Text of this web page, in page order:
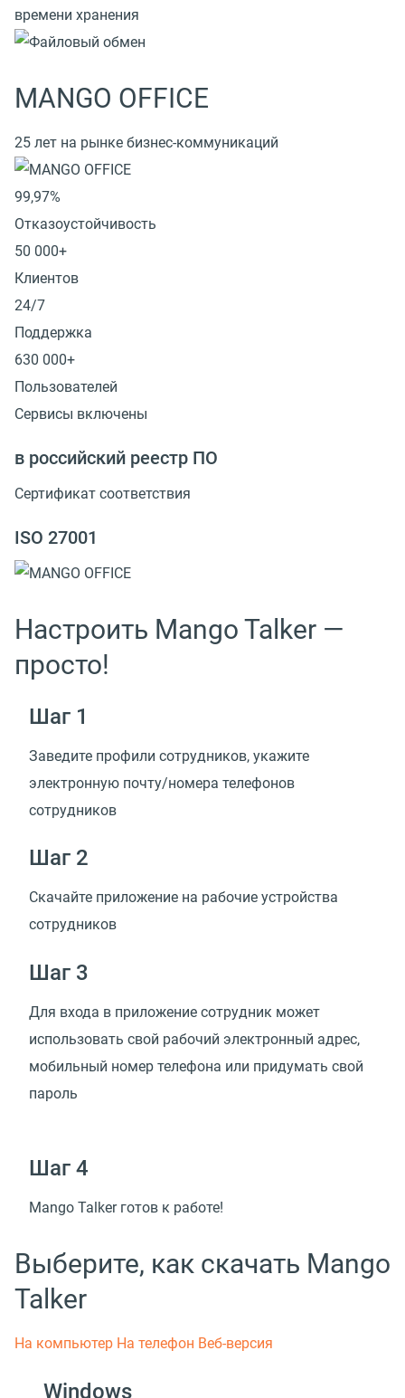
времени хранения
MANGO OFFICE
25 лет на рынке бизнес-коммуникаций
99,97%
Отказоустойчивость
50 000+
Клиентов
24/7
Поддержка
630 000+
Пользователей
Сервисы включены
в российский реестр ПО
Сертификат соответствия
ISO 27001
Настроить Mango Talker —
просто!
Шаг 1
Заведите профили сотрудников, укажите
электронную почту/номера телефонов
сотрудников
Шаг 2
Скачайте приложение на рабочие устройства
сотрудников
Шаг 3
Для входа в приложение сотрудник может
использовать свой рабочий электронный адрес,
мобильный номер телефона или придумать свой
пароль
Шаг 4
Mango Talker готов к работе!
Выберите, как скачать Mango
Talker
На компьютер На телефон Веб-версия
Windows